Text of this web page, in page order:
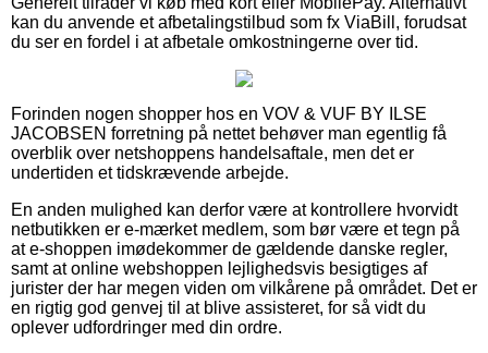
kan du anvende et afbetalingstilbud som fx ViaBill, forudsat
du ser en fordel i at afbetale omkostningerne over tid.
Forinden nogen shopper hos en VOV & VUF BY ILSE
JACOBSEN forretning på nettet behøver man egentlig få
overblik over netshoppens handelsaftale, men det er
undertiden et tidskrævende arbejde.
En anden mulighed kan derfor være at kontrollere hvorvidt
netbutikken er e-mærket medlem, som bør være et tegn på
at e-shoppen imødekommer de gældende danske regler,
samt at online webshoppen lejlighedsvis besigtiges af
jurister der har megen viden om vilkårene på området. Det er
en rigtig god genvej til at blive assisteret, for så vidt du
oplever udfordringer med din ordre.